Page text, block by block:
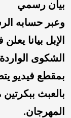
بيان رسمي
وعبر حسابه
الإبل بيانا
الشكوى
بمقطع فيديو
بالعبث
المهرجان.